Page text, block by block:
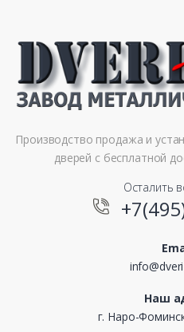
Производство продажа и
дверей с бесплатной
Осталить
Наш
г. Наро-